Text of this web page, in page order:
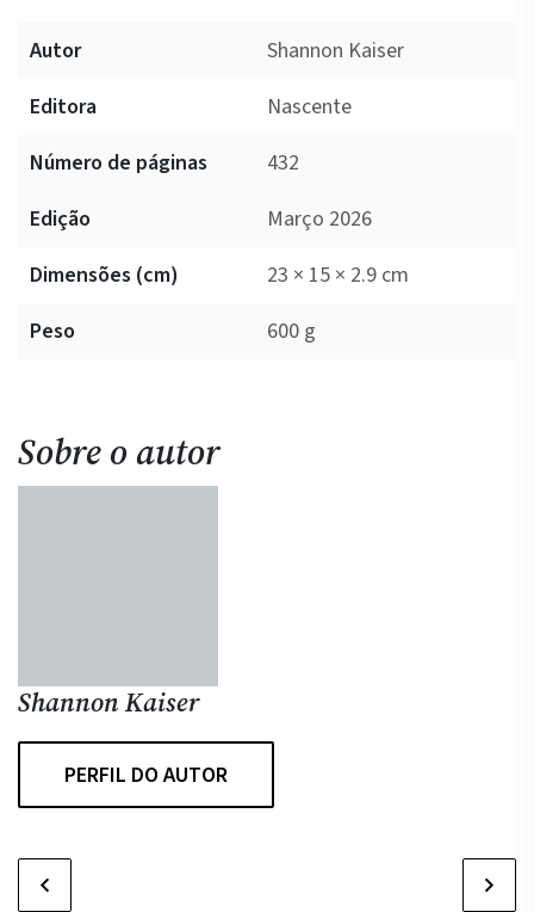
Autor
Shannon Kaiser
Editora
Nascente
Número de páginas
432
Edição
Março 2026
Dimensões (cm)
23 × 15 × 2.9 cm
Peso
600 g
Sobre o autor
Shannon Kaiser
PERFIL DO AUTOR